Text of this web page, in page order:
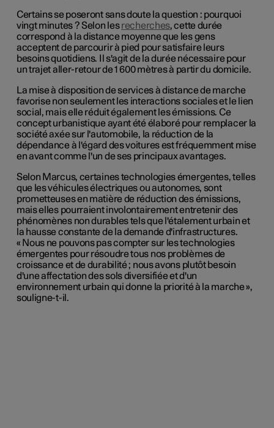
Certains se poseront sans doute la question : pourquoi
vingt minutes ? Selon lesrecherches, cette durée
correspond à la distance moyenne que les gens
acceptent de parcourir à pied pour satisfaire leurs
besoins quotidiens. Il s'agit de la durée nécessaire pour
un trajet aller-retour de 1 600 mètres à partir du domicile.
La mise à disposition de services à distance de marche
favorise non seulement les interactions sociales et le lien
social, mais elle réduit également les émissions. Ce
concept urbanistique ayant été élaboré pour remplacer la
société axée sur l'automobile, la réduction de la
dépendance à l'égard des voitures est fréquemment mise
en avant comme l'un de ses principaux avantages.
Selon Marcus, certaines technologies émergentes, telles
que les véhicules électriques ou autonomes, sont
prometteuses en matière de réduction des émissions,
mais elles pourraient involontairement entretenir des
phénomènes non durables tels que l'étalement urbain et
la hausse constante de la demande d'infrastructures.
« Nous ne pouvons pas compter sur les technologies
émergentes pour résoudre tous nos problèmes de
croissance et de durabilité ; nous avons plutôt besoin
d'une affectation des sols diversifiée et d'un
environnement urbain qui donne la priorité à la marche »,
souligne-t-il.